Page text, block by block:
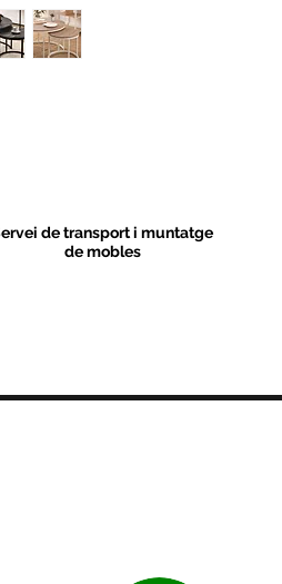
de transport i muntatge
de mobles